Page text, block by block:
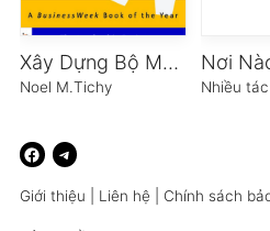
Xây Dựng Bộ Máy Lãnh Đạo Để Trường Tồn
Noel M.Tichy Nhiều
Giới thiệu Liên hệ Chính sách